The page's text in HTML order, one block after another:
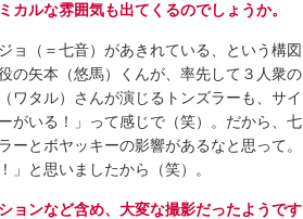
カルな雰囲気も出てくるのでしょうか。
（＝七音）があきれている、という構図
の矢本（悠馬）くんが、率先して３人衆の
ワタル）さんが演じるトンズラーも、サイ
がいる！」って感じで（笑）。だから、七
とボヤッキーの影響があるなと思って。
と思いましたから（笑）。
ョンなど含め、大変な撮影だったようです